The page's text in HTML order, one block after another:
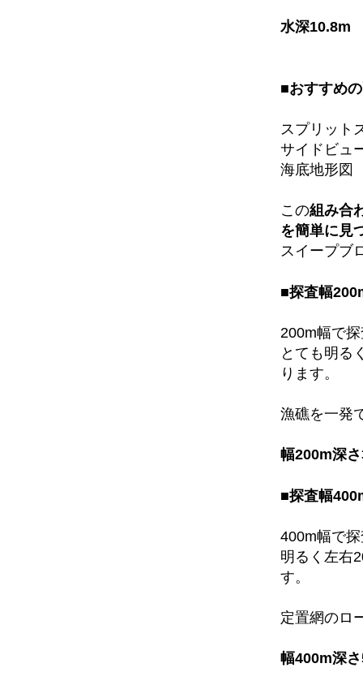
水深10.8m
■おすすめ
スプリット
サイドビュ
海底地形
この組み合
を簡単に見
スイープブ
■探査幅
200m幅で
とても明る
ります。
漁礁を一発
幅200m深
■探査幅
400m幅で
明るく左右
す。
定置網のロ
幅400m深